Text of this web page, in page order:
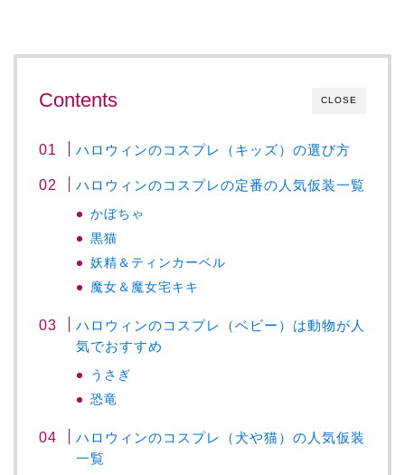
CLOSE
Contents
ハロウィンのコスプレ（キッズ）の選び方
ハロウィンのコスプレの定番の人気仮装一覧
かぼちゃ
黒猫
妖精＆ティンカーベル
魔女＆魔女宅キキ
ハロウィンのコスプレ（ベビー）は動物が人
気でおすすめ
うさぎ
恐竜
ハロウィンのコスプレ（犬や猫）の人気仮装
一覧